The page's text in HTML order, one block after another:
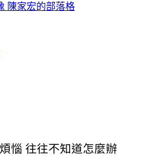
陳家宏的部落格
惱 往往不知道怎麼辦